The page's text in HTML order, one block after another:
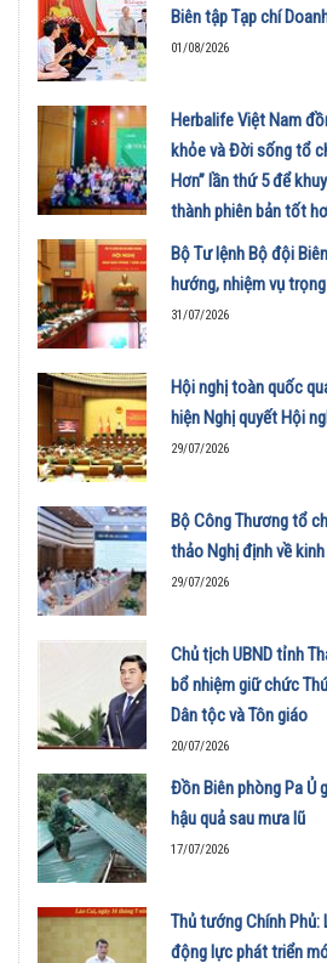
Biên tập Tạp chí
01/08/2026
Herbalife Việt Nam
khỏe và Đời sống tổ
Hơn” lần thứ 5 để
thành phiên bản tốt
01/08/2026
Bộ Tư lệnh Bộ đội
hướng, nhiệm vụ
31/07/2026
Hội nghị toàn quốc
hiện Nghị quyết Hội
29/07/2026
Bộ Công Thương tổ
thảo Nghị định về
29/07/2026
Chủ tịch UBND tỉnh
bổ nhiệm giữ chức
Dân tộc và Tôn giáo
20/07/2026
Đồn Biên phòng Pa Ủ
hậu quả sau mưa lũ
17/07/2026
Thủ tướng Chính
động lực phát triển